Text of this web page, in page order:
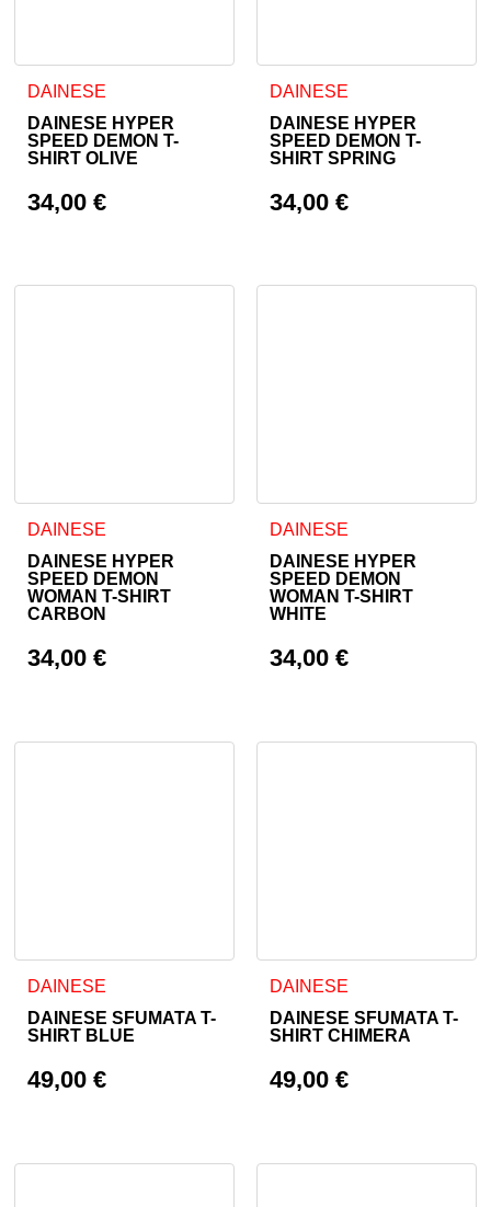
DAINESE
DAINESE HYPER
SPEED DEMON T-
SHIRT OLIVE
34,00€
Ta izdelek ima več različic. Možnosti lahko izberete na
DAINESE
DAINESE HYPER
SPEED DEMON T-
SHIRT SPRING
34,00 €
Ta izdelek ima več različic.
DAINESE
DAINESE HYPER
SPEED DEMON
WOMAN T-SHIRT
CARBON
34,00€
Ta izdelek ima več različic. Možnosti lahko izberete na
DAINESE
DAINESE HYPER
SPEED DEMON
WOMAN T-SHIRT
WHITE
34,00 €
Ta izdelek ima več različic.
DAINESE
DAINESE SFUMATA T-
SHIRT BLUE
49,00€
Ta izdelek ima več različic. Možnosti lahko izberete na
DAINESE
DAINESE SFUMATA T-
SHIRT CHIMERA
49,00 €
Ta izdelek ima več različic.